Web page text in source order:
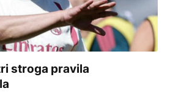
stroga pravila